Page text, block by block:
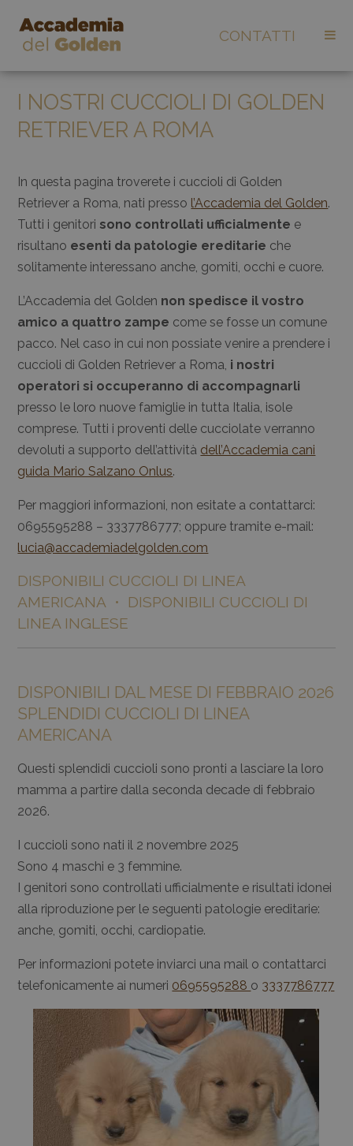
CONTATTI
I NOSTRI CUCCIOLI DI GOLDEN
RETRIEVER A ROMA
In questa pagina troverete i cuccioli di Golden
Retriever a Roma, nati presso l’Accademia del Golden.
Tutti i genitori sono controllati ufficialmente e
risultano esenti da patologie ereditarie che
solitamente interessano anche, gomiti, occhi e cuore.
L’Accademia del Golden non spedisce il vostro
amico a quattro zampe come se fosse un comune
pacco. Nel caso in cui non possiate venire a prendere i
cuccioli di Golden Retriever a Roma, i nostri
operatori si occuperanno di accompagnarli
presso le loro nuove famiglie in tutta Italia, isole
comprese. Tutti i proventi delle cucciolate verranno
devoluti a supporto dell’attività dell’Accademia cani
guida Mario Salzano Onlus.
Per maggiori informazioni, non esitate a contattarci:
0695595288 – 3337786777; oppure tramite e-mail:
lucia@accademiadelgolden.com
DISPONIBILI CUCCIOLI DI LINEA
AMERICANA • DISPONIBILI CUCCIOLI DI
LINEA INGLESE
DISPONIBILI DAL MESE DI FEBBRAIO 2026
SPLENDIDI CUCCIOLI DI LINEA
AMERICANA
Questi splendidi cuccioli sono pronti a lasciare la loro
mamma a partire dalla seconda decade di febbraio
2026.
I cuccioli sono nati il 2 novembre 2025
Sono 4 maschi e 3 femmine.
I genitori sono controllati ufficialmente e risultati idonei
alla riproduzione per le seguenti patologie ereditarie:
anche, gomiti, occhi, cardiopatie.
Per informazioni potete inviarci una mail o contattarci
telefonicamente ai numeri 0695595288 o 3337786777